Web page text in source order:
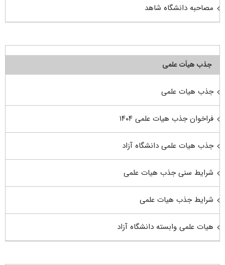
مصاحبه دانشگاه شاهد
جذب هیأت علمی
جذب هیات علمی
فراخوان جذب هیات علمی ۱۴۰۴
جذب هیات علمی دانشگاه آزاد
شرایط سنی جذب هیات علمی
شرایط جذب هیات علمی
هیات علمی وابسته دانشگاه آزاد